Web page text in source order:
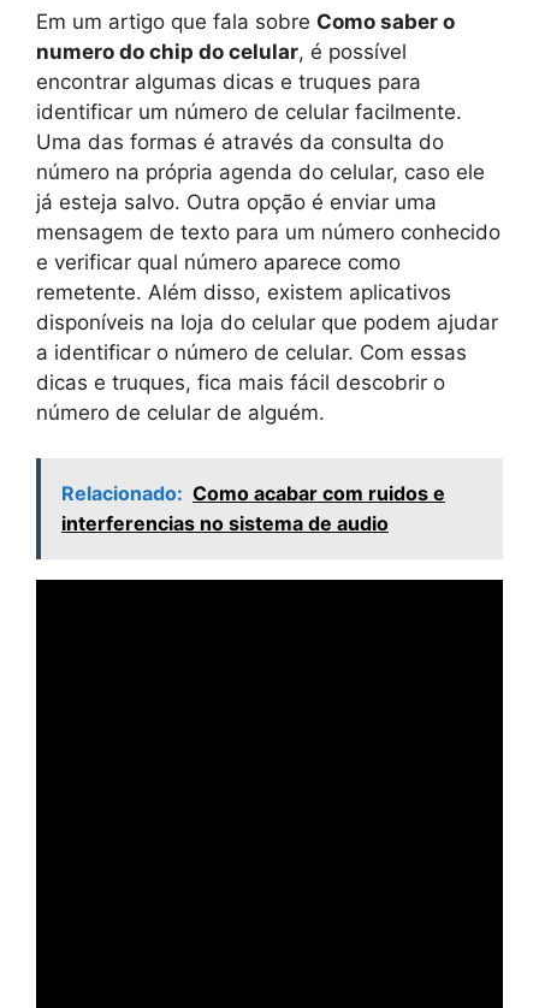
Em um artigo que fala sobre Como saber o
numero do chip do celular, é possível
encontrar algumas dicas e truques para
identificar um número de celular facilmente.
Uma das formas é através da consulta do
número na própria agenda do celular, caso ele
já esteja salvo. Outra opção é enviar uma
mensagem de texto para um número conhecido
e verificar qual número aparece como
remetente. Além disso, existem aplicativos
disponíveis na loja do celular que podem ajudar
a identificar o número de celular. Com essas
dicas e truques, fica mais fácil descobrir o
número de celular de alguém.
Relacionado: Como acabar com ruidos e
interferencias no sistema de audio